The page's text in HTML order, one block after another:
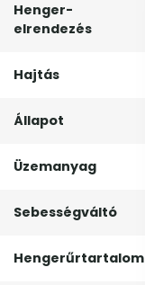
Henger-
elrendezés
Hajtás
Állapot
Üzemanyag
Sebességváltó
Hengerűrtartalom